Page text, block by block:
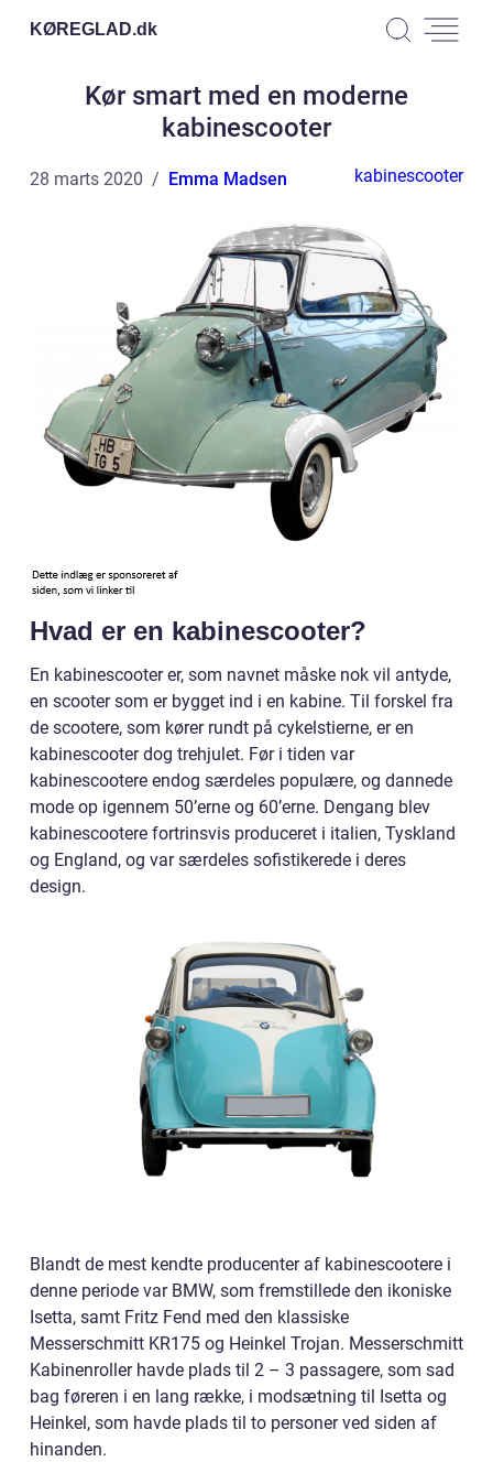
KØREGLAD.dk
Kør smart med en moderne
kabinescooter
28 marts 2020 Emma Madsen kabinescooter
Hvad er en kabinescooter?
En kabinescooter er, som navnet måske nok vil antyde,
en scooter som er bygget ind i en kabine. Til forskel fra
de scootere, som kører rundt på cykelstierne, er en
kabinescooter dog trehjulet. Før i tiden var
kabinescootere endog særdeles populære, og dannede
mode op igennem 50’erne og 60’erne. Dengang blev
kabinescootere fortrinsvis produceret i italien, Tyskland
og England, og var særdeles sofistikerede i deres
design.
Blandt de mest kendte producenter af kabinescootere i
denne periode var BMW, som fremstillede den ikoniske
Isetta, samt Fritz Fend med den klassiske
Messerschmitt KR175 og Heinkel Trojan. Messerschmitt
Kabinenroller havde plads til 2 – 3 passagere, som sad
bag føreren i en lang række, i modsætning til Isetta og
Heinkel, som havde plads til to personer ved siden af
hinanden.